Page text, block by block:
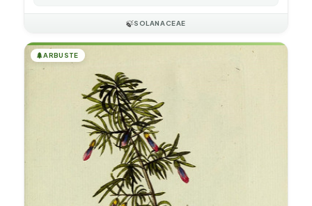
🍃SOLANACEAE
🌲ARBUSTE